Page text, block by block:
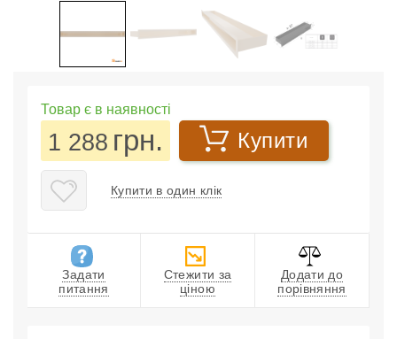
Товар є в наявності
1 288 грн. Купити
Купити в один клік
Задати
питання
Стежити за
ціною
Додати до
порівняння